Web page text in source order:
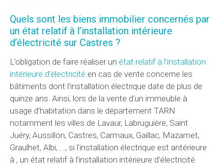
Quels sont les biens immobilier concernés par
un état relatif à l’installation intérieure
d’électricité sur Castres ?
L'obligation de faire réaliser un état relatif à l’installation
intérieure d’électricité en cas de vente concerne les
bâtiments dont l'installation électrique date de plus de
quinze ans. Ainsi, lors de la vente d'un immeuble à
usage d'habitation dans le département TARN
notamment les villes de Lavaur, Labruguière, Saint
Juéry, Aussillon, Castres, Carmaux, Gaillac, Mazamet,
Graulhet, Albi, ..., si l'installation électrique est antérieure
à , un état relatif à l’installation intérieure d’électricité